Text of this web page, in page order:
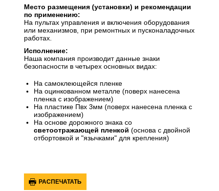
Место размещения (установки) и рекомендации
по применению:
На пультах управления и включения оборудования
или механизмов, при ремонтных и пусконаладоч­ных
работах.
Исполнение:
Наша компания производит данные знаки
безопасности в четырех основных видах:
На самоклеющейся пленке
На оцинкованном металле (поверх нанесена
пленка с изображением)
На пластике Пвх 3мм (поверх нанесена пленка с
изображением)
На основе дорожного знака со
светоотражающей пленкой (основа с двойной
отбортовкой и "язычками" для крепления)
РАСПЕЧАТАТЬ